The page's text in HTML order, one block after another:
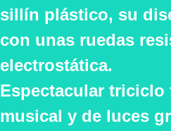
sillín plástico, su
con unas ruedas
electrostática.
Espectacular
musical y de luces